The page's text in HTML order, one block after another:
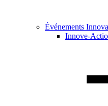
Événements
Innove-